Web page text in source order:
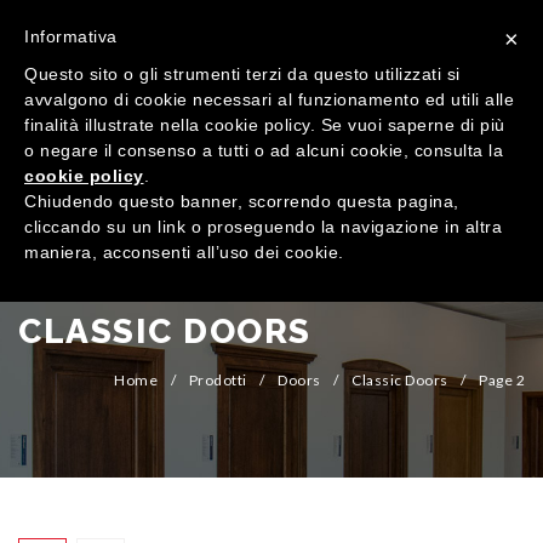
MENU
HOME
COMPANY
QUALIFICATIONS
CLASSIC DOORS
Home / Prodotti / Doors / Classic Doors / Page 2
×
Informativa
Questo sito o gli strumenti terzi da questo utilizzati si
avvalgono di cookie necessari al funzionamento ed utili alle
finalità illustrate nella cookie policy. Se vuoi saperne di più
o negare il consenso a tutti o ad alcuni cookie, consulta la
cookie policy
Chiudendo questo banner, scorrendo questa pagina,
cliccando su un link o proseguendo la navigazione in altra
maniera, acconsenti all’uso dei cookie.